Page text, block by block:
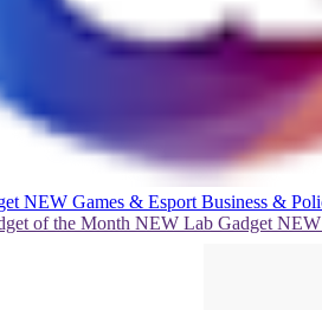
NEW Games & Esport Business &
of the Month NEW Lab Gadget NEW